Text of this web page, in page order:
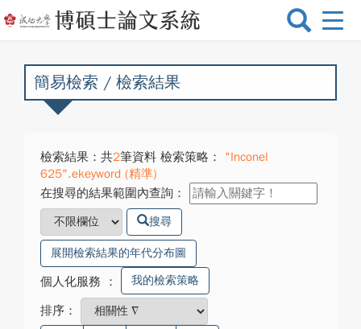
選
換
簡易檢索 / 檢索結果
檢索結果：共2筆資料 檢索策略：
"Inconel
625".ekeyword (精準)
在搜尋的結果範圍內查詢：
搜尋
展開檢索結果的年代分布圖
個人化服務 ： 我的檢索策略
排序：